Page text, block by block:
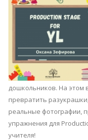
дошкольников. На этом
превратить
реальные фотографии,
упражнения для
учителя!